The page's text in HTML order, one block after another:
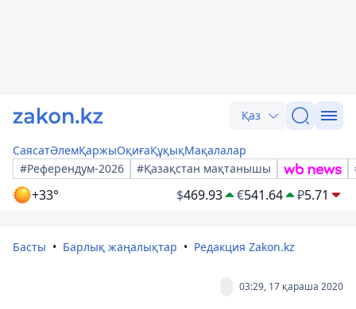
Қаз
СаясатӘлемҚаржыОқиғаҚұқықМақалалар
#Референдум-2026
#Қазақстан мақтанышы
+33° $469.93 €541.64 ₽5.71
Басты Барлық жаңалықтар Редакция Zakon.kz
03:29, 17 қараша 2020